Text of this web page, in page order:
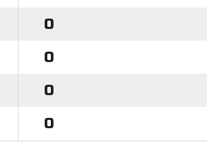
0
0
0
0